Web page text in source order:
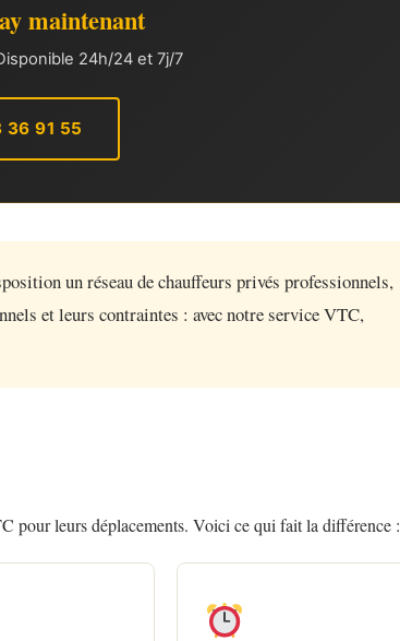
maintenant
24h/24 et 7j/7
36 91 55
un réseau de chauffeurs privés professionnels,
et leurs contraintes : avec notre service VTC,
pour leurs déplacements. Voici ce qui fait la différence :